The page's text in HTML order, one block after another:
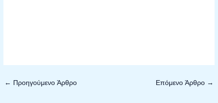
← Προηγούμενο Άρθρο Επόμενο Άρθρο →